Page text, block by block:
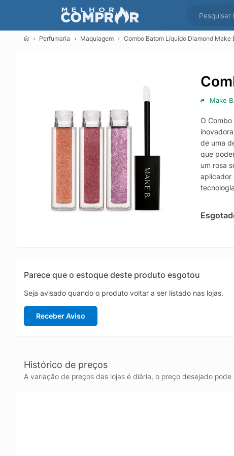
Perfumaria Maquiagem Combo Batom Líquido Diamond Make
Make B.
O
de uma
que
um rosa
aplicador
Parece que o estoque deste produto esgotou
Seja avisado quando o produto voltar a ser listado nas lojas.
Receber Aviso
Histórico de preços
A variação de preços das lojas é diária, o preço desejado